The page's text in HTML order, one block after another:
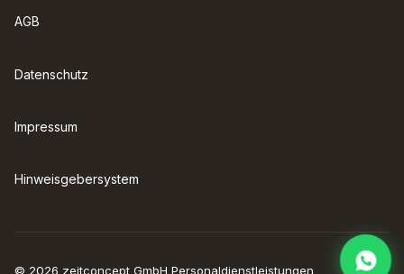
AGB
Datenschutz
Impressum
Hinweisgebersystem
© 2026 zeitconcept GmbH Personaldienstleistungen